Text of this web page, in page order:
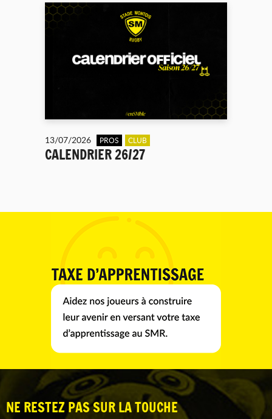
13/07/2026 PROS CLUB
CALENDRIER 26/27
NE RESTEZ PAS SUR LA TOUCHE